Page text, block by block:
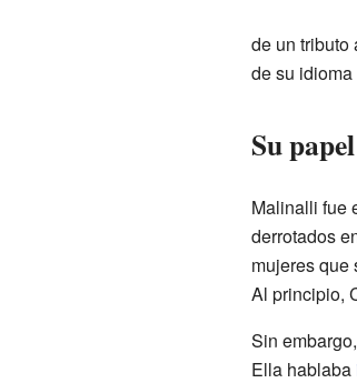
de un tributo
de su
Su
Malinalli fue
derrotados
mujeres que
Al principio,
Sin
Ella hablaba